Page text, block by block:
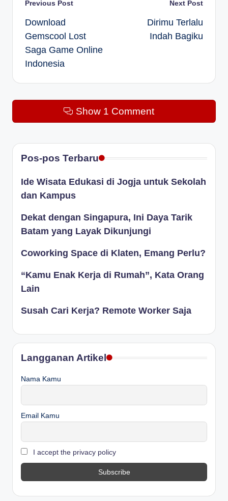
Post
navigation
Previous Post
Download
Gemscool Lost
Saga Game Online
Indonesia
Next Post
Dirimu Terlalu
Indah Bagiku
Show 1 Comment
Pos-pos Terbaru
Ide Wisata Edukasi di Jogja untuk Sekolah
dan Kampus
Dekat dengan Singapura, Ini Daya Tarik
Batam yang Layak Dikunjungi
Coworking Space di Klaten, Emang Perlu?
“Kamu Enak Kerja di Rumah”, Kata Orang
Lain
Susah Cari Kerja? Remote Worker Saja
Langganan Artikel
Nama Kamu
Email Kamu
I accept the privacy policy